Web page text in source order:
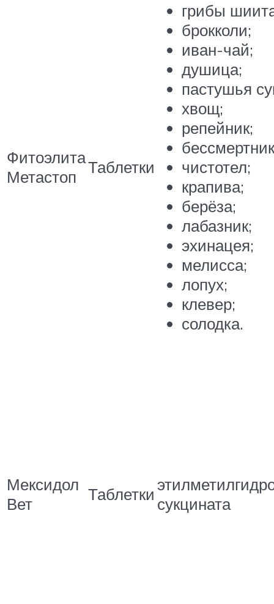
Фитоэлита
Метастоп
Таблетки
грибы
брокколи;
иван-чай;
душица;
пастушья
хвощ;
репейник;
чистотел;
крапива;
берёза;
лабазник;
эхинацея;
мелисса;
лопух;
клевер;
солодка.
Мексидол
Вет
Таблетки сукцината